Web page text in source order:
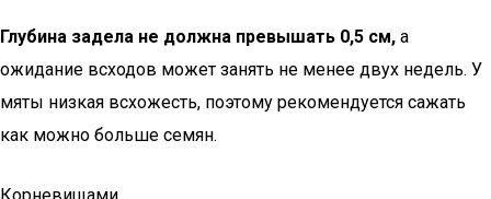
Глубина задела не должна превышать 0,5 см, а
ожидание всходов может занять не менее двух недель. У
мяты низкая всхожесть, поэтому рекомендуется сажать
как можно больше семян.